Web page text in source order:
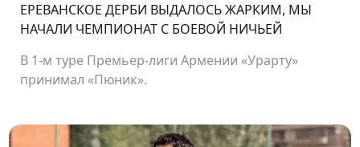
ЕРЕВАНСКОЕ ДЕРБИ ВЫДАЛОСЬ ЖАРКИМ, МЫ
НАЧАЛИ ЧЕМПИОНАТ С БОЕВОЙ НИЧЬЕЙ
В 1-м туре Премьер-лиги Армении «Урарту»
принимал «Пюник».